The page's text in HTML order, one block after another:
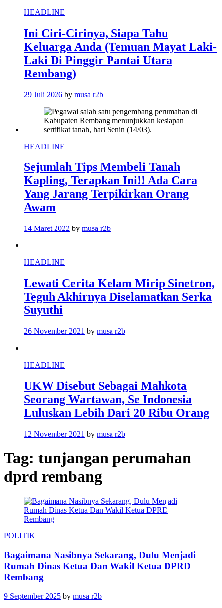
HEADLINE
Ini Ciri-Cirinya, Siapa Tahu
Keluarga Anda (Temuan Mayat Laki-
Laki Di Pinggir Pantai Utara
Rembang)
29 Juli 2026 by musa r2b
HEADLINE
Sejumlah Tips Membeli Tanah
Kapling, Terapkan Ini!! Ada Cara
Yang Jarang Terpikirkan Orang
Awam
14 Maret 2022 by musa r2b
HEADLINE
Lewati Cerita Kelam Mirip Sinetron,
Teguh Akhirnya Diselamatkan Serka
Suyuthi
26 November 2021 by musa r2b
HEADLINE
UKW Disebut Sebagai Mahkota
Seorang Wartawan, Se Indonesia
Luluskan Lebih Dari 20 Ribu Orang
12 November 2021 by musa r2b
Tag: tunjangan perumahan
dprd rembang
POLITIK
Bagaimana Nasibnya Sekarang, Dulu Menjadi
Rumah Dinas Ketua Dan Wakil Ketua DPRD
Rembang
9 September 2025 by musa r2b